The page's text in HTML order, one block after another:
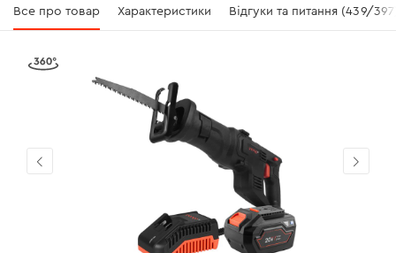
Все про товар Характеристики Відгуки та питання (439/